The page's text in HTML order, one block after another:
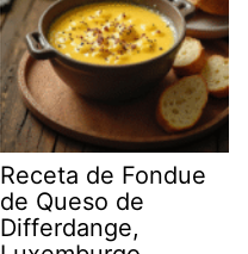
Receta de Fondue
de Queso de
Differdange,